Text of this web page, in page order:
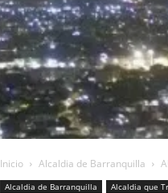
Inicio Alcaldia de Barranquilla
Alcaldia de Barranquilla Alcaldia que